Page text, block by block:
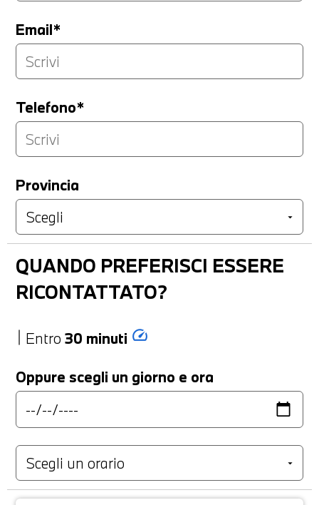
Email*
Telefono*
Provincia
QUANDO PREFERISCI ESSERE
RICONTATTATO?
Entro 30 minuti speed
Oppure scegli un giorno e ora